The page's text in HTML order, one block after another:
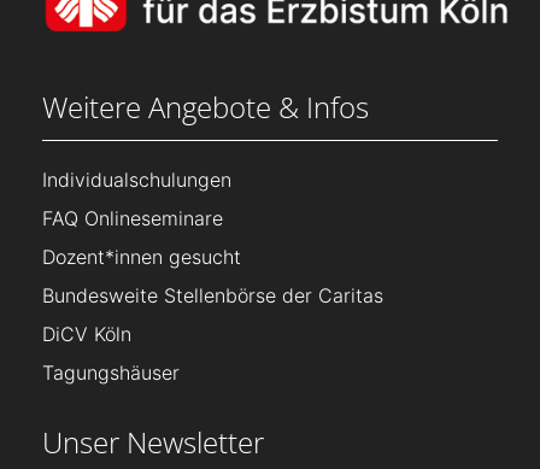
Weitere Angebote & Infos
Individualschulungen
FAQ Onlineseminare
Dozent*innen gesucht
Bundesweite Stellenbörse der Caritas
DiCV Köln
Tagungshäuser
Unser Newsletter